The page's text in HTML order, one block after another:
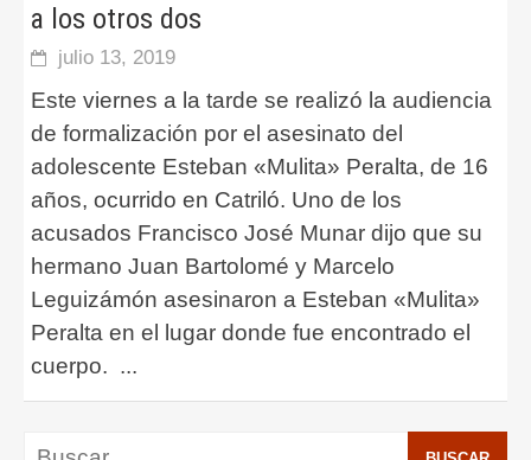
a los otros dos
julio 13, 2019
Este viernes a la tarde se realizó la audiencia
de formalización por el asesinato del
adolescente Esteban «Mulita» Peralta, de 16
años, ocurrido en Catriló. Uno de los
acusados Francisco José Munar dijo que su
hermano Juan Bartolomé y Marcelo
Leguizámón asesinaron a Esteban «Mulita»
Peralta en el lugar donde fue encontrado el
cuerpo. ...
Buscar: